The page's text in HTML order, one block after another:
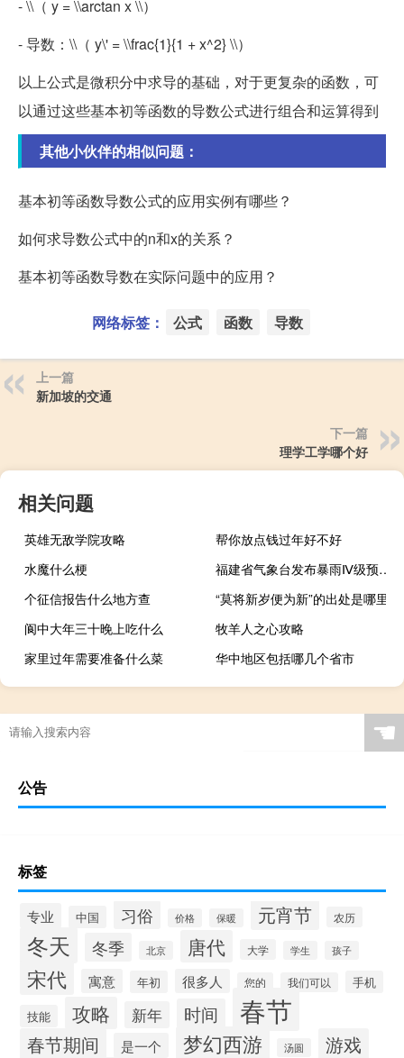
- \\（ y = \\arctan x \\）
- 导数：\\（ y\' = \\frac{1}{1 + x^2} \\）
以上公式是微积分中求导的基础，对于更复杂的函数，可
以通过这些基本初等函数的导数公式进行组合和运算得到
其他小伙伴的相似问题：
基本初等函数导数公式的应用实例有哪些？
如何求导数公式中的n和x的关系？
基本初等函数导数在实际问题中的应用？
网络标签： 公式 函数 导数
上一篇
新加坡的交通
下一篇
理学工学哪个好
相关问题
英雄无敌学院攻略
帮你放点钱过年好不好
水魔什么梗
福建省气象台发布暴雨Ⅳ级预警全省大部有阵雨或雷阵雨
个征信报告什么地方查
“莫将新岁便为新”的出处是哪里
阆中大年三十晚上吃什么
牧羊人之心攻略
家里过年需要准备什么菜
华中地区包括哪几个省市
☚
公告
标签
专业 中国 习俗 价格 保暖 元宵节 农历
冬天 冬季 北京 唐代 大学 学生 孩子
宋代 寓意 年初 很多人 您的 我们可以
手机
技能
攻略 新年 时间 春节
春节期间 是一个 梦幻西游 汤圆 游戏